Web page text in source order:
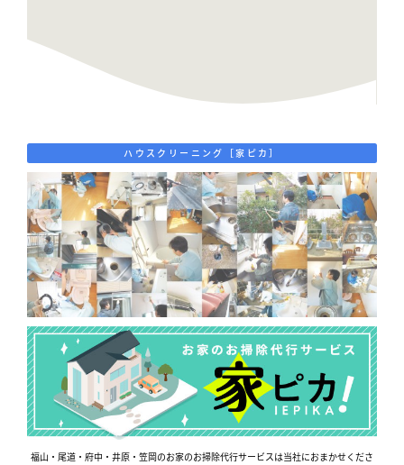
ハウスクリーニング［家ピカ］
福山・尾道・府中・井原・笠岡のお家のお掃除代行サービスは当社におまかせくださ